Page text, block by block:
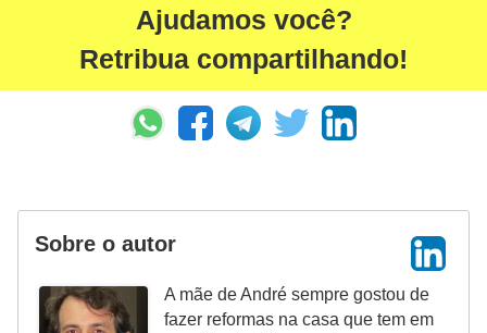
Ajudamos você?
Retribua compartilhando!
Sobre o autor
A mãe de André sempre gostou de
fazer reformas na casa que tem em